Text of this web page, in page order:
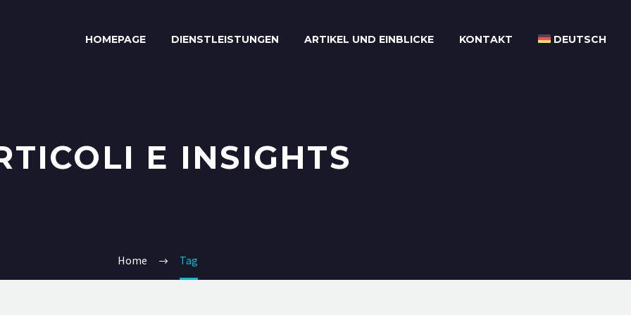
HOMEPAGE DIENSTLEISTUNGEN ARTIKEL UND EINBLICKE KONTAKT DEUTSCH
E INSIGHTS
Home Tag